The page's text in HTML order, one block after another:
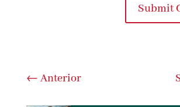
Submit
← Anterior